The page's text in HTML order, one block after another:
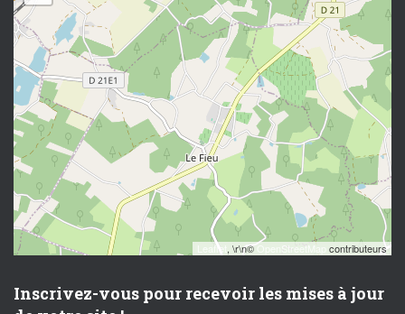
Leaflet, \r\n©OpenStreetMap contributeurs
Inscrivez-vous pour recevoir les mises à jour